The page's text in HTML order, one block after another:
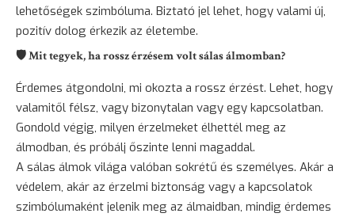
lehetőségek szimbóluma. Biztató jel lehet, hogy valami új,
pozitív dolog érkezik az életembe.
🛡️ Mit tegyek, ha rossz érzésem volt sálas álmomban?
Érdemes átgondolni, mi okozta a rossz érzést. Lehet, hogy
valamitől félsz, vagy bizonytalan vagy egy kapcsolatban.
Gondold végig, milyen érzelmeket élhettél meg az
álmodban, és próbálj őszinte lenni magaddal.
A sálas álmok világa valóban sokrétű és személyes. Akár a
védelem, akár az érzelmi biztonság vagy a kapcsolatok
szimbólumaként jelenik meg az álmaidban, mindig érdemes